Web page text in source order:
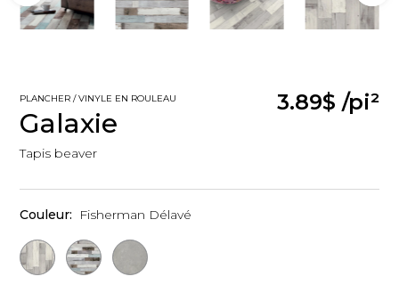
PLANCHER / VINYLE EN ROULEAU
Galaxie
Tapis beaver
3.89$ /pi²
Couleur: Fisherman Délavé